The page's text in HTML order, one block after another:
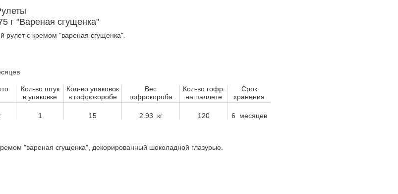
г "Вареная сгущенка"
рулет с кремом "вареная сгущенка".
Кол-во штук
в упаковке
Кол-во упаковок
в гофрокоробе
Вес
гофрокороба
Кол-во гофр.
на паллете
Срок
хранения
1 15 2.93 кг 120 6 месяцев
"вареная сгущенка", декорированный шоколадной глазурью.